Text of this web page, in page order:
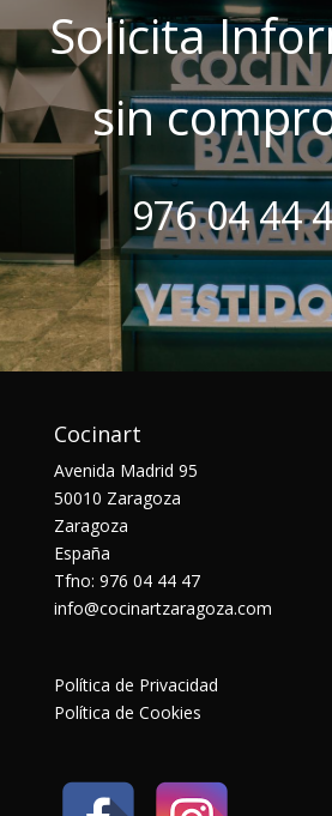
Solicita
sin
976 04 44
Cocinart
Avenida Madrid 95
50010 Zaragoza
Zaragoza
España
Tfno: 976 04 44 47
info@cocinartzaragoza.com
Política de Privacidad
Política de Cookies